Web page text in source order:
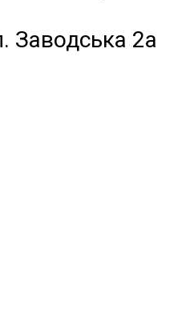
Заводська 2а